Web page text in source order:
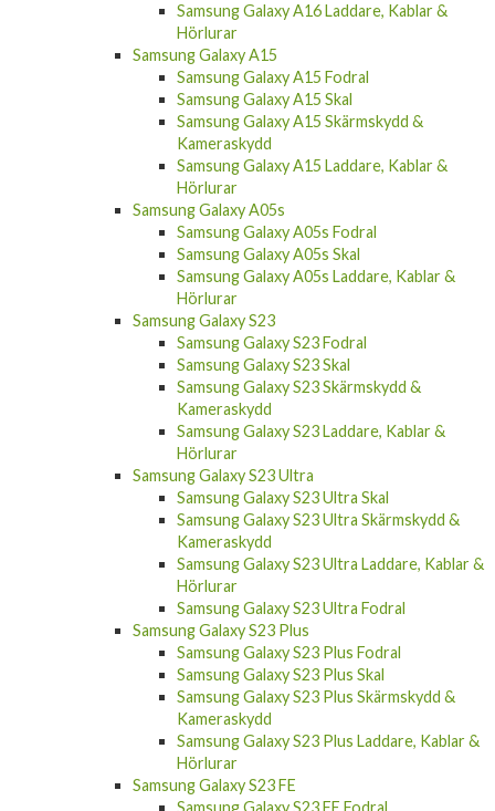
Samsung Galaxy A16 Laddare, Kablar &
Hörlurar
Samsung Galaxy A15
Samsung Galaxy A15 Fodral
Samsung Galaxy A15 Skal
Samsung Galaxy A15 Skärmskydd &
Kameraskydd
Samsung Galaxy A15 Laddare, Kablar &
Hörlurar
Samsung Galaxy A05s
Samsung Galaxy A05s Fodral
Samsung Galaxy A05s Skal
Samsung Galaxy A05s Laddare, Kablar &
Hörlurar
Samsung Galaxy S23
Samsung Galaxy S23 Fodral
Samsung Galaxy S23 Skal
Samsung Galaxy S23 Skärmskydd &
Kameraskydd
Samsung Galaxy S23 Laddare, Kablar &
Hörlurar
Samsung Galaxy S23 Ultra
Samsung Galaxy S23 Ultra Skal
Samsung Galaxy S23 Ultra Skärmskydd &
Kameraskydd
Samsung Galaxy S23 Ultra Laddare, Kablar &
Hörlurar
Samsung Galaxy S23 Ultra Fodral
Samsung Galaxy S23 Plus
Samsung Galaxy S23 Plus Fodral
Samsung Galaxy S23 Plus Skal
Samsung Galaxy S23 Plus Skärmskydd &
Kameraskydd
Samsung Galaxy S23 Plus Laddare, Kablar &
Hörlurar
Samsung Galaxy S23 FE